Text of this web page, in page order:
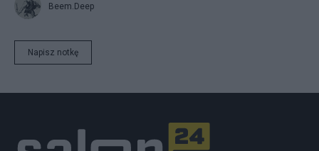
Beem.Deep
Napisz notkę